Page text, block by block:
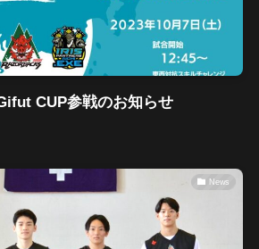
CUP参戦のお知らせ
News